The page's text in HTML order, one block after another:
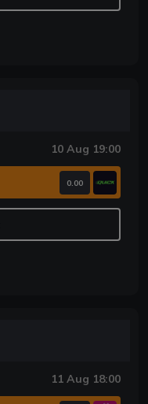
10 Aug 19:00
0.00
11 Aug 18:00